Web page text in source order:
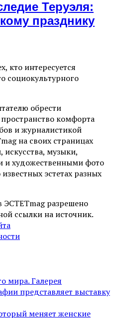
Теруэля:
празднику
кто интересуется
социокультурного
обрести
комфорта
и журналистикой
на своих страницах
искусства, музыки,
и художественными фото
эстетах разных
ЭСТЕТmag разрешено
ссылки на источник.
мира. Галерея
представляет выставку
меняет женские